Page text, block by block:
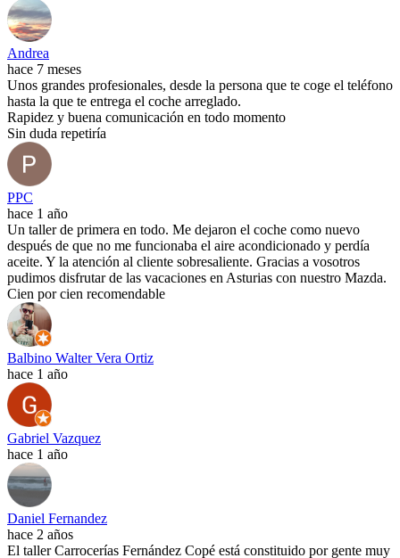
Andrea
hace 7 meses
Unos grandes profesionales, desde la persona que te coge el teléfono
hasta la que te entrega el coche arreglado.
Rapidez y buena comunicación en todo momento
Sin duda repetiría
PPC
hace 1 año
Un taller de primera en todo. Me dejaron el coche como nuevo
después de que no me funcionaba el aire acondicionado y perdía
aceite. Y la atención al cliente sobresaliente. Gracias a vosotros
pudimos disfrutar de las vacaciones en Asturias con nuestro Mazda.
Cien por cien recomendable
Balbino Walter Vera Ortiz
hace 1 año
Gabriel Vazquez
hace 1 año
Daniel Fernandez
hace 2 años
El taller Carrocerías Fernández Copé está constituido por gente muy